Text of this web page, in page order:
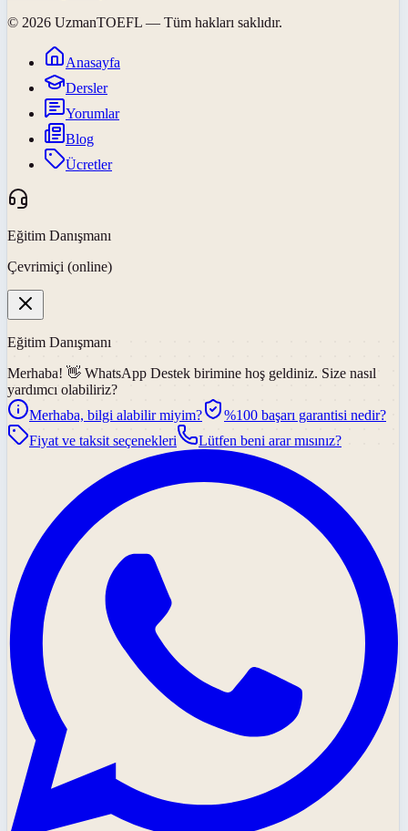
© 2026 UzmanTOEFL — Tüm hakları saklıdır.
Anasayfa
Dersler
Yorumlar
Blog
Ücretler
Eğitim Danışmanı
Çevrimiçi (online)
Eğitim Danışmanı
Merhaba! 👋 WhatsApp Destek birimine hoş geldiniz. Size nasıl
yardımcı olabiliriz?
Merhaba, bilgi alabilir miyim?
%100 başarı garantisi nedir?
Fiyat ve taksit seçenekleri
Lütfen beni arar mısınız?